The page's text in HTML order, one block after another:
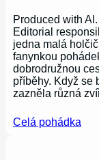
Produced with
Editorial
jedna malá
fanynkou
dobrodružnou
příběhy. Když se
zazněla různá
Celá pohádka